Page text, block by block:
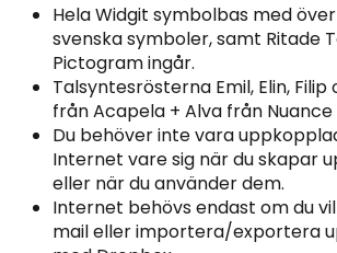
Hela Widgit symbolbas med över
svenska symboler, samt Ritade
Pictogram ingår.
Talsyntesrösterna Emil, Elin, Filip
från Acapela + Alva från Nuance
Du behöver inte vara
Internet vare sig när du skapar
eller när du använder dem.
Internet behövs endast om du
mail eller importera/exportera